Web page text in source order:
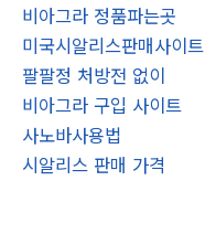
비아그라 정품파는곳
미국시알리스판매사이트
팔팔정 처방전 없이
비아그라 구입 사이트
사노바사용법
시알리스 판매 가격